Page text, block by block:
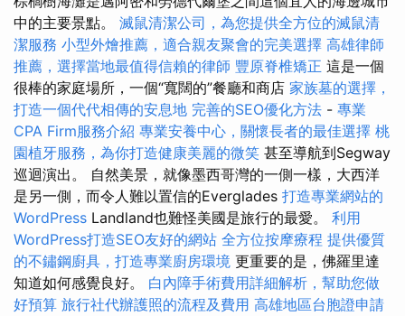
中的主要景點。 滅鼠清潔公司，為您提供全方位的滅鼠清
潔服務 小型外燴推薦，適合親友聚會的完美選擇 高雄律師
推薦，選擇當地最值得信賴的律師 豐原脊椎矯正 這是一個
很棒的家庭場所，一個“寬闊的”餐廳和商店 家族墓的選擇，
打造一個代代相傳的安息地 完善的SEO優化方法 - 專業
CPA Firm服務介紹 專業安養中心，關懷長者的最佳選擇 桃
園植牙服務，為你打造健康美麗的微笑 甚至導航到Segway
巡迴演出。 自然美景，就像墨西哥灣的一側一樣，大西洋
是另一側，而令人難以置信的Everglades 打造專業網站的
WordPress Landland也難怪美國是旅行的最愛。 利用
WordPress打造SEO友好的網站 全方位按摩療程 提供優質
的不鏽鋼廚具，打造專業廚房環境 更重要的是，佛羅里達
知道如何感覺良好。 白內障手術費用詳細解析，幫助您做
好預算 旅行社代辦護照的流程及費用 高雄地區台胞證申請